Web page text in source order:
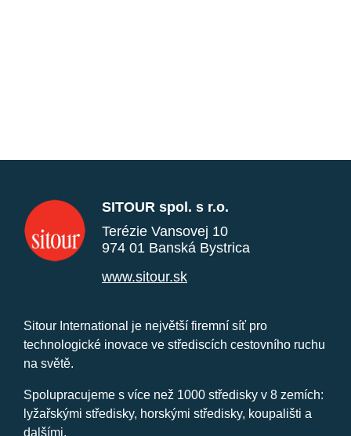
SITOUR spol. s r.o.
Terézie Vansovej 10
974 01 Banská Bystrica
www.sitour.sk
Sitour International je největší firemní síť pro
technologické inovace ve střediscích cestovního ruchu
na světě.
Spolupracujeme s více než 1000 středisky v 8 zemích:
lyžařskými středisky, horskými středisky, koupališti a
dalšími.